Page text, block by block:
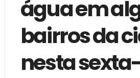
água em
bairros da
nesta